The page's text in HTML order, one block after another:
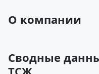
О компании
Сводные
ТСЖ